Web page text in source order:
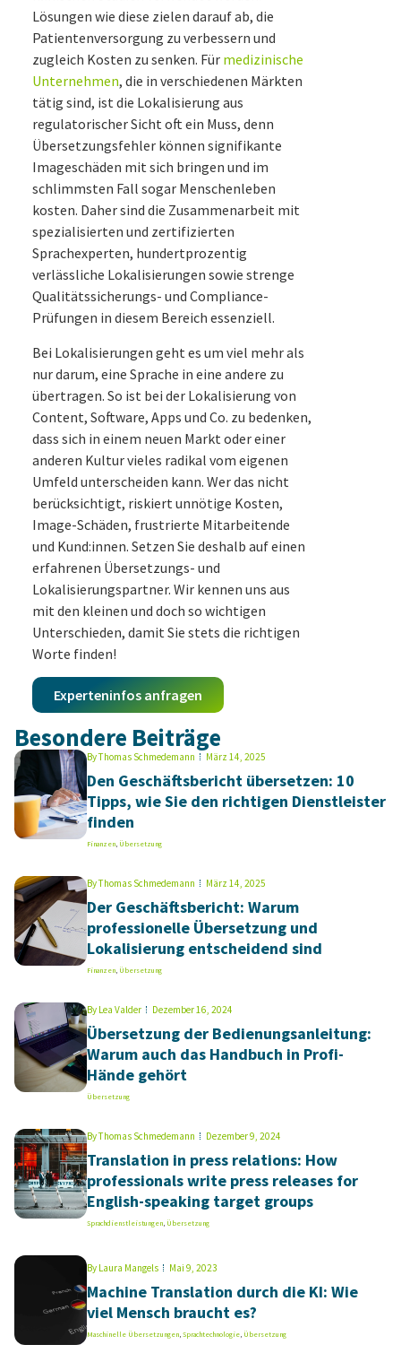
Lösungen wie diese zielen darauf ab, die
Patientenversorgung zu verbessern und
zugleich Kosten zu senken. Für medizinische
Unternehmen, die in verschiedenen Märkten
tätig sind, ist die Lokalisierung aus
regulatorischer Sicht oft ein Muss, denn
Übersetzungsfehler können signifikante
Imageschäden mit sich bringen und im
schlimmsten Fall sogar Menschenleben
kosten. Daher sind die Zusammenarbeit mit
spezialisierten und zertifizierten
Sprachexperten, hundertprozentig
verlässliche Lokalisierungen sowie strenge
Qualitätssicherungs- und Compliance-
Prüfungen in diesem Bereich essenziell.
Bei Lokalisierungen geht es um viel mehr als
nur darum, eine Sprache in eine andere zu
übertragen. So ist bei der Lokalisierung von
Content, Software, Apps und Co. zu bedenken,
dass sich in einem neuen Markt oder einer
anderen Kultur vieles radikal vom eigenen
Umfeld unterscheiden kann. Wer das nicht
berücksichtigt, riskiert unnötige Kosten,
Image-Schäden, frustrierte Mitarbeitende
und Kund:innen. Setzen Sie deshalb auf einen
erfahrenen Übersetzungs- und
Lokalisierungspartner. Wir kennen uns aus
mit den kleinen und doch so wichtigen
Unterschieden, damit Sie stets die richtigen
Worte finden!
Experteninfos anfragen
Besondere Beiträge
ByThomas Schmedemann März 14, 2025
Den Geschäftsbericht übersetzen: 10
Tipps, wie Sie den richtigen Dienstleister
finden
Finanzen, Übersetzung
ByThomas Schmedemann März 14, 2025
Der Geschäftsbericht: Warum
professionelle Übersetzung und
Lokalisierung entscheidend sind
Finanzen, Übersetzung
ByLea Valder Dezember 16, 2024
Übersetzung der Bedienungsanleitung:
Warum auch das Handbuch in Profi-
Hände gehört
Übersetzung
ByThomas Schmedemann Dezember 9, 2024
Translation in press relations: How
professionals write press releases for
English-speaking target groups
Sprachdienstleistungen, Übersetzung
ByLaura Mangels Mai 9, 2023
Machine Translation durch die KI: Wie
viel Mensch braucht es?
Maschinelle Übersetzungen, Sprachtechnologie, Übersetzung